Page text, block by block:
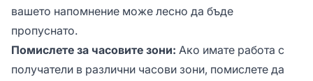
вашето напомнение може лесно да бъде
пропуснато.
Помислете за часовите зони: Ако имате работа с
получатели в различни часови зони, помислете да